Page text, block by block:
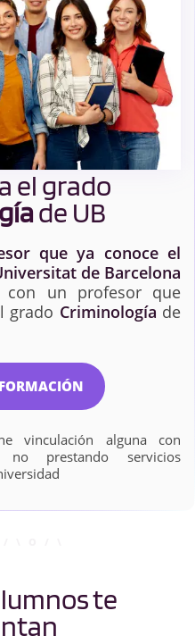
el grado
de UB
que ya conoce el
de Barcelona
un profesor que
grado Criminología de
vinculación alguna con
no prestando servicios
te